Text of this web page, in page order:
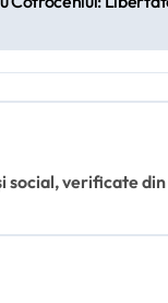
verificate din